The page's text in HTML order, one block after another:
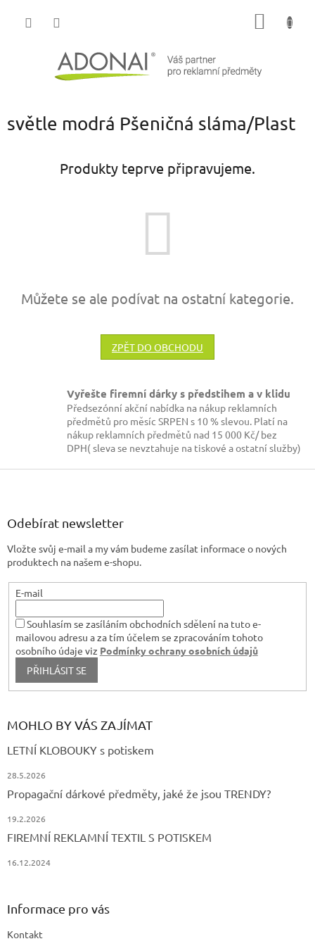
světle modrá Pšeničná sláma/Plast
Produkty teprve připravujeme.
Můžete se ale podívat na ostatní kategorie.
ZPĚT DO OBCHODU
Vyřešte firemní dárky s předstihem a v klidu
Předsezónní akční nabídka na nákup reklamních
předmětů pro měsíc SRPEN s 10 % slevou. Platí na
nákup reklamních předmětů nad 15 000 Kč/ bez
DPH( sleva se nevztahuje na tiskové a ostatní služby)
Odebírat newsletter
Vložte svůj e-mail a my vám budeme zasílat informace o nových
produktech na našem e-shopu.
E-mail
Souhlasím se zasíláním obchodních sdělení na tuto e-
mailovou adresu a za tím účelem se zpracováním tohoto
osobního údaje viz Podmínky ochrany osobních údajů
PŘIHLÁSIT SE
MOHLO BY VÁS ZAJÍMAT
LETNÍ KLOBOUKY s potiskem
28.5.2026
Propagační dárkové předměty, jaké že jsou TRENDY?
19.2.2026
FIREMNÍ REKLAMNÍ TEXTIL S POTISKEM
16.12.2024
Informace pro vás
Kontakt